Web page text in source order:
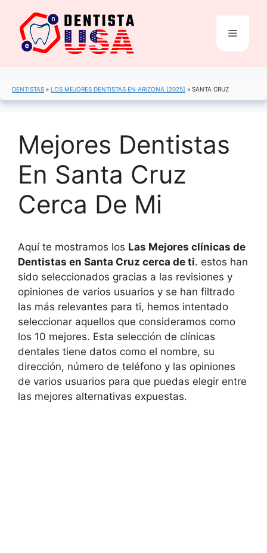
contenido
Menú
DENTISTAS » LOS MEJORES DENTISTAS EN ARIZONA [2025] » SANTA CRUZ
Mejores Dentistas
En Santa Cruz
Cerca De Mi
Aquí te mostramos los Las Mejores clínicas de
Dentistas en Santa Cruz cerca de ti. estos han
sido seleccionados gracias a las revisiones y
opiniones de varios usuarios y se han filtrado
las más relevantes para ti, hemos intentado
seleccionar aquellos que consideramos como
los 10 mejores. Esta selección de clínicas
dentales tiene datos como el nombre, su
dirección, número de teléfono y las opiniones
de varios usuarios para que puedas elegir entre
las mejores alternativas expuestas.